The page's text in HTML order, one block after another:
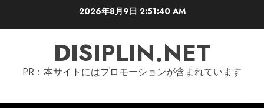
2026年8月9日2:51:41 AM
DISIPLIN.NET
PR：本サイトにはプロモーションが含まれています